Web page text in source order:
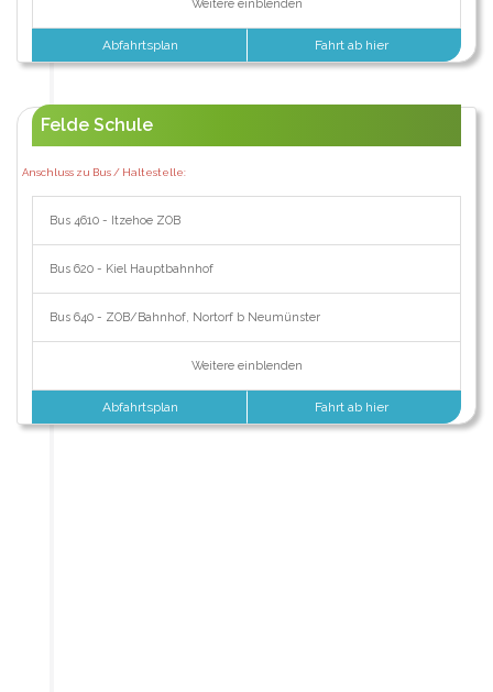
Weitere einblenden
Abfahrtsplan Fahrt ab hier
Felde Schule
Anschluss zu Bus / Haltestelle:
Bus 4610 - Itzehoe ZOB
Bus 620 - Kiel Hauptbahnhof
Bus 640 - ZOB/Bahnhof, Nortorf b Neumünster
Weitere einblenden
Abfahrtsplan Fahrt ab hier